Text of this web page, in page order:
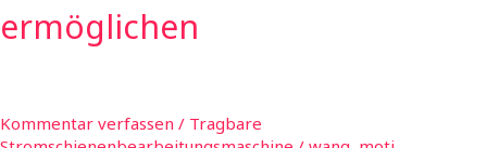
ermöglichen
Kommentar verfassen / Tragbare